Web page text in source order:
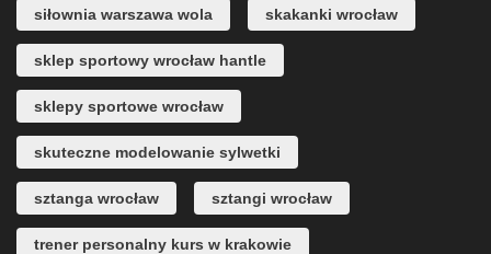
siłownia warszawa wola skakanki wrocław
sklep sportowy wrocław hantle
sklepy sportowe wrocław
skuteczne modelowanie sylwetki
sztanga wrocław sztangi wrocław
trener personalny kurs w krakowie